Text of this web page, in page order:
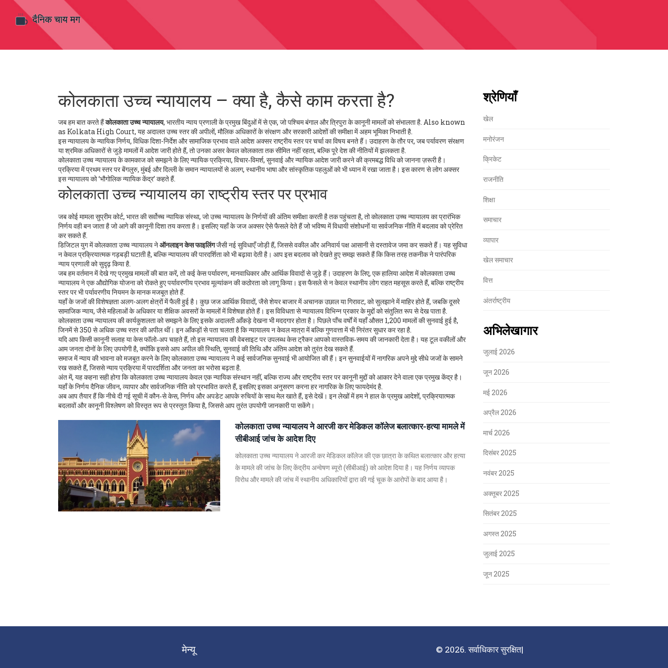
कोलकाता उच्च न्यायालय – क्या है, कैसे काम करता है?
जब हम बात करते हैंकोलकाता उच्च न्यायालय, भारतीय न्याय प्रणाली के प्रमुख बिंदुओं में से एक, जो पश्चिम बंगाल और त्रिपुरा के कानूनी मामलों को संभालता है. Also known
as Kolkata High Court, यह अदालत उच्च स्तर की अपीलों, मौलिक अधिकारों के संरक्षण और सरकारी आदेशों की समीक्षा में अहम भूमिका निभाती है.
इस न्यायालय केन्यायिक निर्णय, विधिक दिशा-निर्देश और सामाजिक प्रभाव वाले आदेशअक्सर राष्ट्रीय स्तर पर चर्चा का विषय बनते हैं। उदाहरण के तौर पर, जब पर्यावरण संरक्षण
या श्रमिक अधिकारों से जुड़े मामलों में आदेश जारी होते हैं, तो उनका असर केवल कोलकाता तक सीमित नहीं रहता, बल्कि पूरे देश की नीतियों में झलकता है.
कोलकाता उच्च न्यायालय के कामकाज को समझने के लिएन्यायिक प्रक्रिया, विचार‑विमर्श, सुनवाई और न्यायिक आदेश जारी करने की क्रमबद्ध विधिको जानना ज़रूरी है।
प्रक्रिया में प्रथम स्तर पर बेंगलुरु, मुंबई और दिल्ली के समान न्यायालयों से अलग, स्थानीय भाषा और सांस्कृतिक पहलुओं को भी ध्यान में रखा जाता है। इस कारण से लोग अक्सर
इस न्यायालय को ‘भौगोलिक न्यायिक केंद्र’ कहते हैं.
कोलकाता उच्च न्यायालय का राष्ट्रीय स्तर पर प्रभाव
जब कोई मामलासुप्रीम कोर्ट, भारत की सर्वोच्च न्यायिक संस्था, जो उच्च न्यायालय के निर्णयों की अंतिम समीक्षा करती हैतक पहुंचता है, तो कोलकाता उच्च न्यायालय का प्रारंभिक
निर्णय वही बन जाता है जो आगे की कानूनी दिशा तय करता है। इसलिए यहाँ के जज अक्सर ऐसे फैसले देते हैं जो भविष्य में विधायी संशोधनों या सार्वजनिक नीति में बदलाव को प्रेरित
कर सकते हैं.
डिजिटल युग में कोलकाता उच्च न्यायालय नेऑनलाइन केस फाइलिंगजैसी नई सुविधाएँ जोड़ी हैं, जिससे वकील और अनिवार्य पक्ष आसानी से दस्तावेज जमा कर सकते हैं। यह सुविधा
न केवल प्रक्रियात्मक गड़बड़ी घटाती है, बल्कि न्यायालय की पारदर्शिता को भी बढ़ावा देती है। आप इस बदलाव को देखते हुए समझ सकते हैं कि किस तरह तकनीक ने पारंपरिक
न्याय प्रणाली को सुदृढ़ किया है.
जब हम वर्तमान में देखे गए प्रमुख मामलों की बात करें, तो कई केस पर्यावरण, मानवाधिकार और आर्थिक विवादों से जुड़े हैं। उदाहरण के लिए, एक हालिया आदेश में कोलकाता उच्च
न्यायालय ने एक औद्योगिक योजना को रोकते हुए पर्यावरणीय प्रभाव मूल्यांकन की कठोरता को लागू किया। इस फैसले से न केवल स्थानीय लोग राहत महसूस करते हैं, बल्कि राष्ट्रीय
स्तर पर भी पर्यावरणीय नियमन के मानक मजबूत होते हैं.
यहाँ के जजों की विशेषज्ञता अलग-अलग क्षेत्रों में फैली हुई है। कुछ जज आर्थिक विवादों, जैसे शेयर बाजार में अचानक उछाल या गिरावट, को सुलझाने में माहिर होते हैं, जबकि दूसरे
सामाजिक न्याय, जैसे महिलाओं के अधिकार या शैक्षिक अवसरों के मामलों में विशेषज्ञ होते हैं। इस विविधता से न्यायालय विभिन्न प्रकार के मुद्दों को संतुलित रूप से देख पाता है.
कोलकाता उच्च न्यायालय की कार्यकुशलता को समझने के लिए इसके अदालती आँकड़े देखना भी मददगार होता है। पिछले पाँच वर्षों में यहाँ औसत 1,200 मामलों की सुनवाई हुई है,
जिनमें से 350 से अधिक उच्च स्तर की अपील थीं। इन आँकड़ों से पता चलता है कि न्यायालय न केवल मात्रा में बल्कि गुणवत्ता में भी निरंतर सुधार कर रहा है.
यदि आप किसी कानूनी सलाह या केस फॉलो‑अप चाहते हैं, तो इस न्यायालय की वेबसाइट पर उपलब्ध केस ट्रैकर आपको वास्तविक‑समय की जानकारी देता है। यह टूल वकीलों और
आम जनता दोनों के लिए उपयोगी है, क्योंकि इससे आप अपील की स्थिति, सुनवाई की तिथि और अंतिम आदेश को तुरंत देख सकते हैं.
समाज में न्याय की भावना को मजबूत करने के लिए कोलकाता उच्च न्यायालय ने कई सार्वजनिक सुनवाई भी आयोजित की हैं। इन सुनवाईयों में नागरिक अपने मुद्दे सीधे जजों के सामने
रख सकते हैं, जिससे न्याय प्रक्रिया में पारदर्शिता और जनता का भरोसा बढ़ता है.
अंत में, यह कहना सही होगा कि कोलकाता उच्च न्यायालय केवल एक न्यायिक संस्थान नहीं, बल्कि राज्य और राष्ट्रीय स्तर पर कानूनी मुद्दों को आकार देने वाला एक प्रमुख केंद्र है।
यहाँ के निर्णय दैनिक जीवन, व्यापार और सार्वजनिक नीति को प्रभावित करते हैं, इसलिए इसका अनुसरण करना हर नागरिक के लिए फायदेमंद है.
अब आप तैयार हैं कि नीचे दी गई सूची में कौन‑से केस, निर्णय और अपडेट आपके रुचियों के साथ मेल खाते हैं, इसे देखें। इन लेखों में हम ने हाल के प्रमुख आदेशों, प्रक्रियात्मक
बदलावों और कानूनी विश्लेषण को विस्तृत रूप से प्रस्तुत किया है, जिससे आप तुरंत उपयोगी जानकारी पा सकेंगे।
कोलकाता उच्च न्यायालय ने आरजी कर मेडिकल कॉलेज बलात्कार-हत्या मामले में
सीबीआई जांच के आदेश दिए
कोलकाता उच्च न्यायालय ने आरजी कर मेडिकल कॉलेज की एक छात्रा के कथित बलात्कार और हत्या
के मामले की जांच के लिए केंद्रीय अन्वेषण ब्यूरो (सीबीआई) को आदेश दिया है। यह निर्णय व्यापक
विरोध और मामले की जांच में स्थानीय अधिकारियों द्वारा की गई चूक के आरोपों के बाद आया है।
श्रेणियाँ
खेल
मनोरंजन
क्रिकेट
राजनीति
शिक्षा
समाचार
व्यापार
खेल समाचार
वित्त
अंतर्राष्ट्रीय
अभिलेखागार
जुलाई 2026
जून 2026
मई 2026
अप्रैल 2026
मार्च 2026
दिसंबर 2025
नवंबर 2025
अक्तूबर 2025
सितंबर 2025
अगस्त 2025
जुलाई 2025
जून 2025
मेन्यू © 2026. सर्वाधिकार सुरक्षित|